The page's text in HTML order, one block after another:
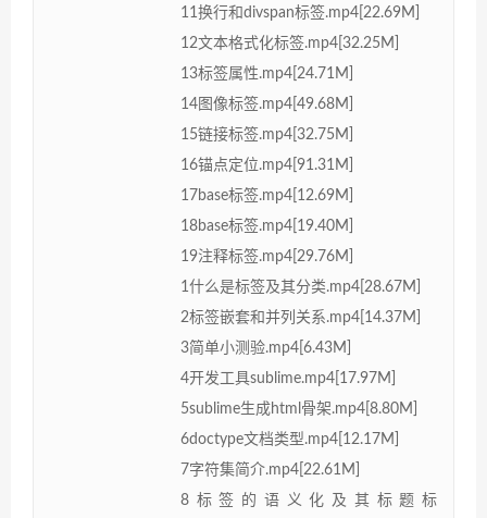
11换行和divspan标签.mp4[22.69M]
12文本格式化标签.mp4[32.25M]
13标签属性.mp4[24.71M]
14图像标签.mp4[49.68M]
15链接标签.mp4[32.75M]
16锚点定位.mp4[91.31M]
17base标签.mp4[12.69M]
18base标签.mp4[19.40M]
19注释标签.mp4[29.76M]
1什么是标签及其分类.mp4[28.67M]
2标签嵌套和并列关系.mp4[14.37M]
3简单小测验.mp4[6.43M]
4开发工具sublime.mp4[17.97M]
5sublime生成html骨架.mp4[8.80M]
6doctype文档类型.mp4[12.17M]
7字符集简介.mp4[22.61M]
8标签的语义化及其标题标